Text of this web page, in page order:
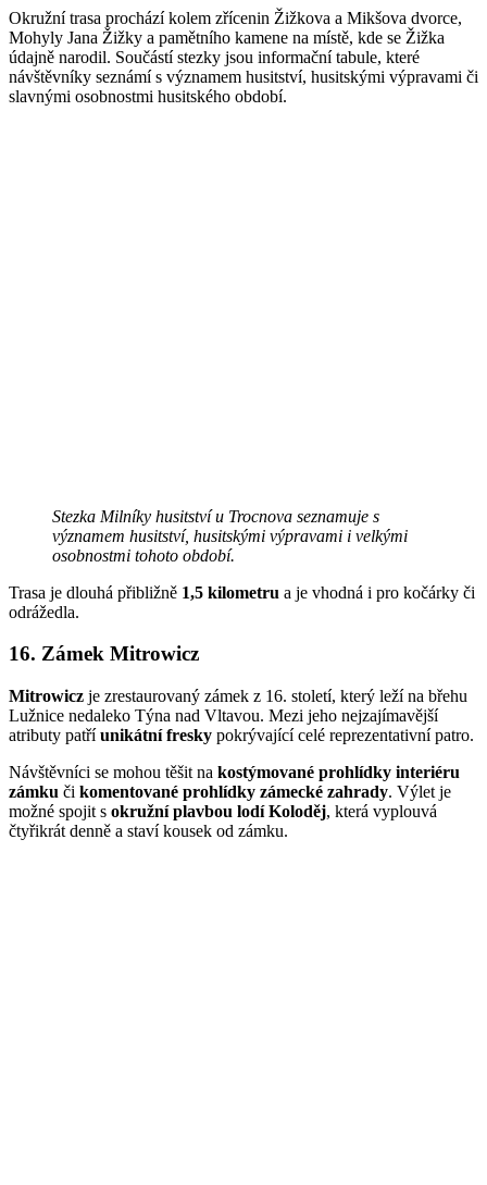
Okružní trasa prochází kolem zřícenin Žižkova a Mikšova dvorce,
Mohyly Jana Žižky a pamětního kamene na místě, kde se Žižka
údajně narodil. Součástí stezky jsou informační tabule, které
návštěvníky seznámí s významem husitství, husitskými výpravami či
slavnými osobnostmi husitského období.
Stezka Milníky husitství u Trocnova seznamuje s
významem husitství, husitskými výpravami i velkými
osobnostmi tohoto období.
Trasa je dlouhá přibližně 1,5 kilometru a je vhodná i pro kočárky či
odrážedla.
16. Zámek Mitrowicz
Mitrowicz je zrestaurovaný zámek z 16. století, který leží na břehu
Lužnice nedaleko Týna nad Vltavou. Mezi jeho nejzajímavější
atributy patříunikátní fresky pokrývající celé reprezentativní patro.
Návštěvníci se mohou těšit na kostýmované prohlídky interiéru
zámku či komentované prohlídky zámecké zahrady. Výlet je
možné spojit s okružní plavbou lodí Koloděj, která vyplouvá
čtyřikrát denně a staví kousek od zámku.